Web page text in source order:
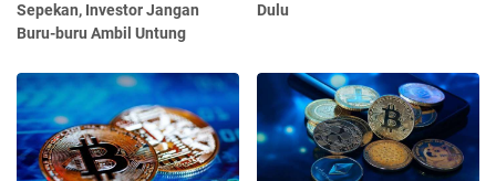
Sepekan, Investor Jangan
Buru-buru Ambil Untung
Dulu